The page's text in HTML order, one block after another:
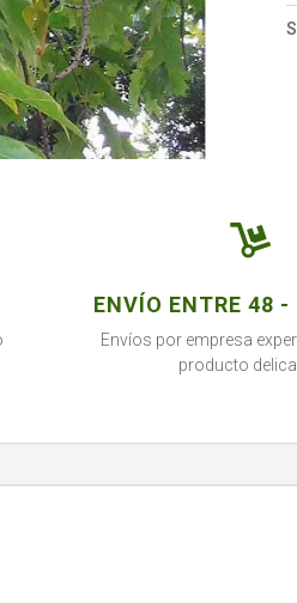

ENVÍO ENTRE 48 -
Envíos por empresa
producto